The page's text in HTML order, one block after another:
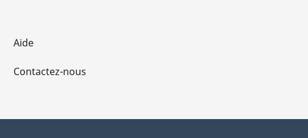
Aide
Contactez-nous